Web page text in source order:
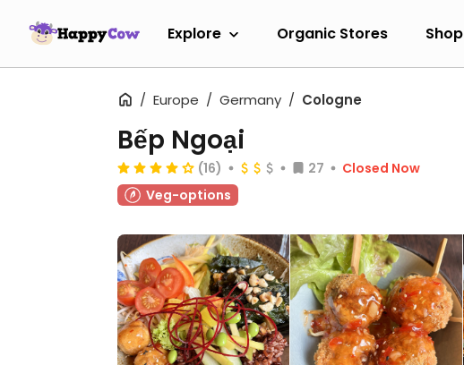
Explore Organic Stores Shop
Europe Germany Cologne
Bếp Ngoại
(16) 27
Closed Now
Veg-options